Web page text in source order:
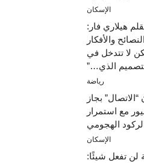
الإسكان
هيلاري فار:
والأفكار
لا تتدخل في
الذي…”
رياضة
“الاتصال” بجاز
مع استمرار
الهجومي
الإسكان
لن تفعل شيئًا: